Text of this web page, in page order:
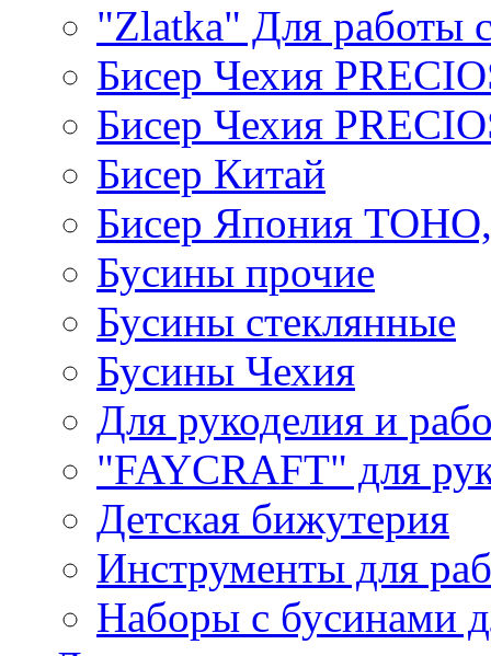
"Zlatka" Для работы
Бисер Чехия
Бисер Чехия
Бисер Китай
Бисер Япония
Бусины прочие
Бусины стеклянные
Бусины Чехия
Для рукоделия и
"FAYCRAFT" для
Детская бижутерия
Инструменты для
Наборы с бусинами